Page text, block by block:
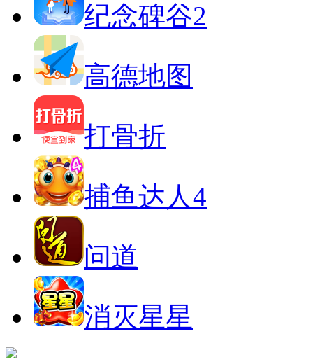
纪念碑谷2
高德地图
打骨折
捕鱼达人4
问道
消灭星星